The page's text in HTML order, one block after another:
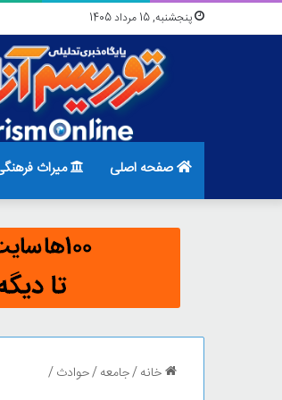
پنجشنبه, 15 مرداد 1405
صفحه اصلی میراث
خانه/جامعه/حوادث/